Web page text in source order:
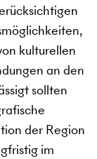
kulturellen
an den
sollten
der Region
im